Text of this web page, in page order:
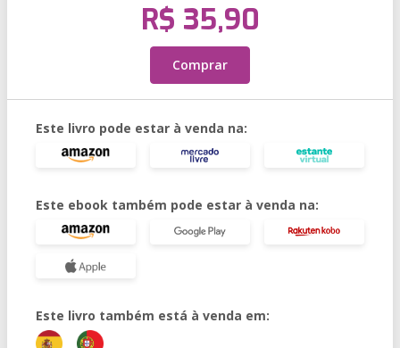
R$ 35,90
Comprar
Este livro pode estar à venda na:
Este ebook também pode estar à venda na:
Este livro também está à venda em: